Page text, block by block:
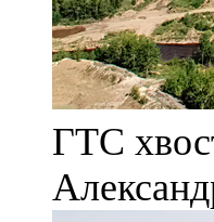
ГТС